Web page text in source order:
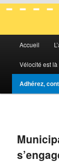
La mobilité en
Aller
au
contenu
Aller
au
contenu
Accueil
Vélocité est
Adhérez,